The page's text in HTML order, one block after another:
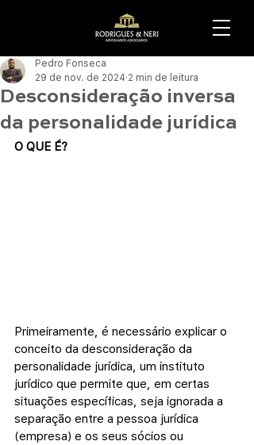
Desconsideração inversa
da personalidade jurídica
Pedro Fonseca
29 de nov. de 2024 2 min de leitura
O QUE É?
Primeiramente, é necessário explicar o
conceito da desconsideração da
personalidade jurídica, um instituto
jurídico que permite que, em certas
situações específicas, seja ignorada a
separação entre a pessoa jurídica
(empresa) e os seus sócios ou